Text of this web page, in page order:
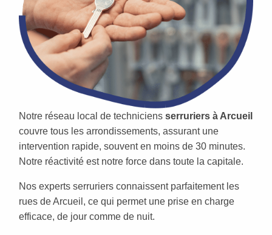
Notre réseau local de techniciens serruriers à Arcueil
couvre tous les arrondissements, assurant une
intervention rapide, souvent en moins de 30 minutes.
Notre réactivité est notre force dans toute la capitale.
Nos experts serruriers connaissent parfaitement les
rues de Arcueil, ce qui permet une prise en charge
efficace, de jour comme de nuit.